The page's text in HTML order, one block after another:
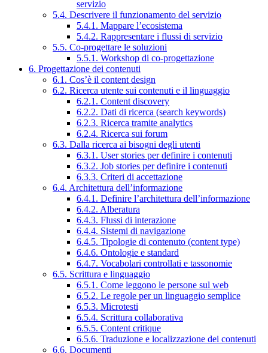
servizio
5.4. Descrivere il funzionamento del servizio
5.4.1. Mappare l’ecosistema
5.4.2. Rappresentare i flussi di servizio
5.5. Co-progettare le soluzioni
5.5.1. Workshop di co-progettazione
6. Progettazione dei contenuti
6.1. Cos’è il content design
6.2. Ricerca utente sui contenuti e il linguaggio
6.2.1. Content discovery
6.2.2. Dati di ricerca (search keywords)
6.2.3. Ricerca tramite analytics
6.2.4. Ricerca sui forum
6.3. Dalla ricerca ai bisogni degli utenti
6.3.1. User stories per definire i contenuti
6.3.2. Job stories per definire i contenuti
6.3.3. Criteri di accettazione
6.4. Architettura dell’informazione
6.4.1. Definire l’architettura dell’informazione
6.4.2. Alberatura
6.4.3. Flussi di interazione
6.4.4. Sistemi di navigazione
6.4.5. Tipologie di contenuto (content type)
6.4.6. Ontologie e standard
6.4.7. Vocabolari controllati e tassonomie
6.5. Scrittura e linguaggio
6.5.1. Come leggono le persone sul web
6.5.2. Le regole per un linguaggio semplice
6.5.3. Microtesti
6.5.4. Scrittura collaborativa
6.5.5. Content critique
6.5.6. Traduzione e localizzazione dei contenuti
6.6. Documenti